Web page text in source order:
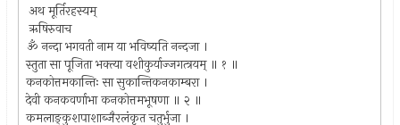
अथ मूर्तिरहस्यम्
ऋषिरुवाच
ॐ नन्दा भगवती नाम या भविष्यति नन्दजा ।
स्तुता सा पूजिता भक्त्या वशीकुर्याज्जगत्त्रयम् ॥ १ ॥
कनकोत्तमकान्तिः सा सुकान्तिकनकाम्बरा ।
देवी कनकवर्णाभा कनकोत्तमभूषणा ॥ २ ॥
कमलाङ्कुशपाशाब्जैरलंकृत चतुर्भुजा ।